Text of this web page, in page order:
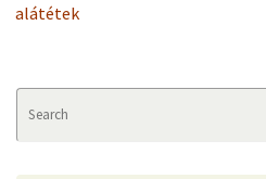
alátétek